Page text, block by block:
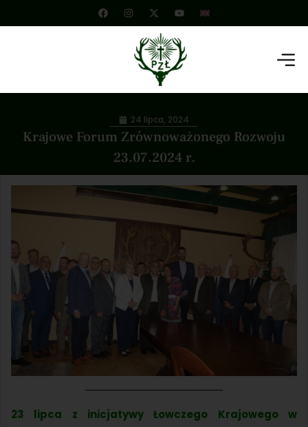
Krajowe Forum Zrównoważonego Rozwoju
23.07.2024 r.
24 lipca, 2024
23 lipca z inicjatywy Łowczego Krajowego w